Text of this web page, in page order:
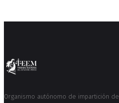
Organismo autónomo de impartición de